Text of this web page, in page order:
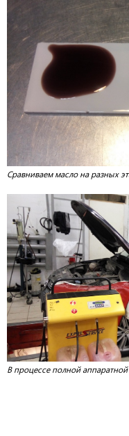
Сравниваем масло на разных
В процессе полной